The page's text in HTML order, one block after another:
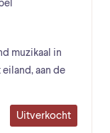
muzikaal in
aan de
Uitverkocht